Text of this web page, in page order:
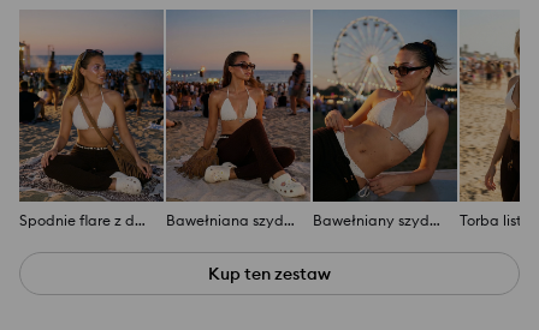
Spodnie flare z domieszką wiskozy Bawełniana szydełkowana góra od stroju kąpielowego z ozdobnymi zawieszkami Bawełniany szydełkowany dół od stroju kąpielowego z ozdobnymi zawieszkami
Kup ten zestaw